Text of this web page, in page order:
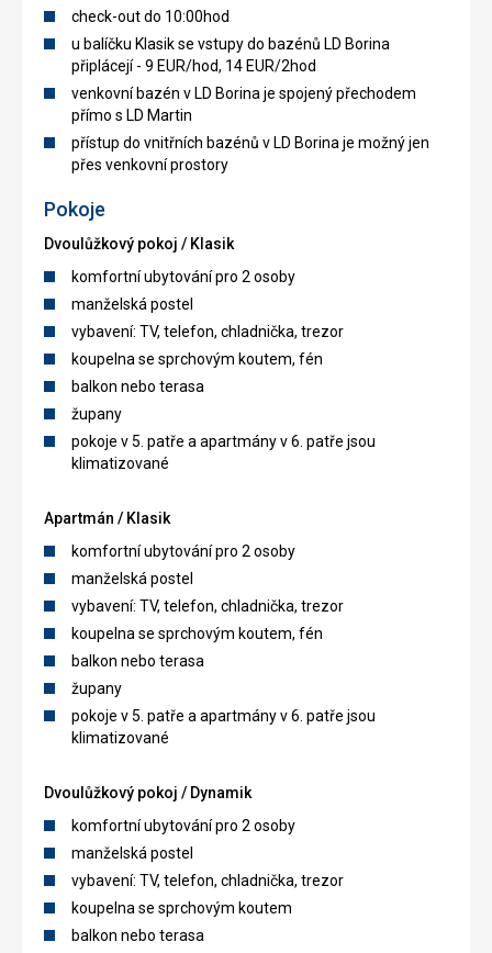
check-out do 10:00hod
u balíčku Klasik se vstupy do bazénů LD Borina
připlácejí - 9 EUR/hod, 14 EUR/2hod
venkovní bazén v LD Borina je spojený přechodem
přímo s LD Martin
přístup do vnitřních bazénů v LD Borina je možný jen
přes venkovní prostory
Pokoje
Dvoulůžkový pokoj / Klasik
komfortní ubytování pro 2 osoby
manželská postel
vybavení: TV, telefon, chladnička, trezor
koupelna se sprchovým koutem, fén
balkon nebo terasa
župany
pokoje v 5. patře a apartmány v 6. patře jsou
klimatizované
Apartmán / Klasik
komfortní ubytování pro 2 osoby
manželská postel
vybavení: TV, telefon, chladnička, trezor
koupelna se sprchovým koutem, fén
balkon nebo terasa
župany
pokoje v 5. patře a apartmány v 6. patře jsou
klimatizované
Dvoulůžkový pokoj / Dynamik
komfortní ubytování pro 2 osoby
manželská postel
vybavení: TV, telefon, chladnička, trezor
koupelna se sprchovým koutem
balkon nebo terasa